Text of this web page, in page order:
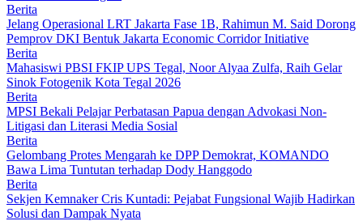
Berita
Jelang Operasional LRT Jakarta Fase 1B, Rahimun M. Said Dorong
Pemprov DKI Bentuk Jakarta Economic Corridor Initiative
Berita
Mahasiswi PBSI FKIP UPS Tegal, Noor Alyaa Zulfa, Raih Gelar
Sinok Fotogenik Kota Tegal 2026
Berita
MPSI Bekali Pelajar Perbatasan Papua dengan Advokasi Non-
Litigasi dan Literasi Media Sosial
Berita
Gelombang Protes Mengarah ke DPP Demokrat, KOMANDO
Bawa Lima Tuntutan terhadap Dody Hanggodo
Berita
Sekjen Kemnaker Cris Kuntadi: Pejabat Fungsional Wajib Hadirkan
Solusi dan Dampak Nyata